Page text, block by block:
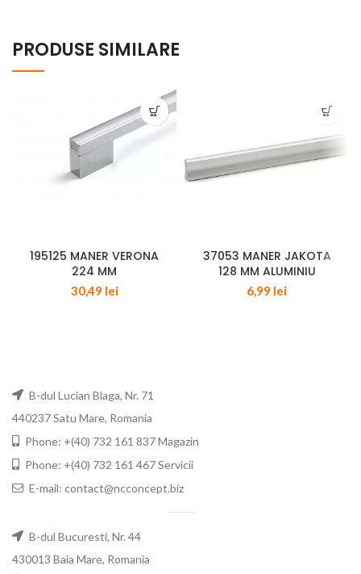
PRODUSE SIMILARE
195125 MANER VERONA
224 MM
30,49 lei
37053 MANER JAKOTA
128 MM ALUMINIU
6,99 lei
B-dul Lucian Blaga, Nr. 71
440237 Satu Mare, Romania
Phone: +(40) 732 161 837 Magazin
Phone: +(40) 732 161 467 Servicii
E-mail: contact@ncconcept.biz
B-dul Bucuresti, Nr. 44
430013 Baia Mare, Romania